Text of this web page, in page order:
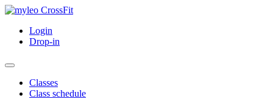
Login
Drop-in
Classes
Class schedule